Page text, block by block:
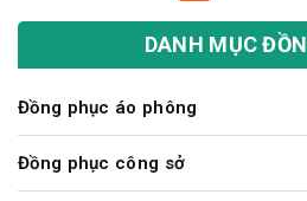
DANH MỤC
Đồng phục áo phông
Đồng phục công sở